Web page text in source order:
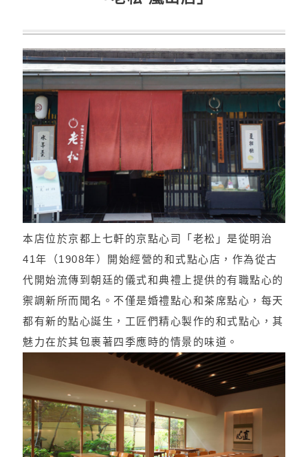
本店位於京都上七軒的京點心司「老松」是從明治
41年（1908年）開始經營的和式點心店，作為從古
代開始流傳到朝廷的儀式和典禮上提供的有職點心的
禦調新所而聞名。不僅是婚禮點心和茶席點心，每天
都有新的點心誕生，工匠們精心製作的和式點心，其
魅力在於其包裹著四季應時的情景的味道。